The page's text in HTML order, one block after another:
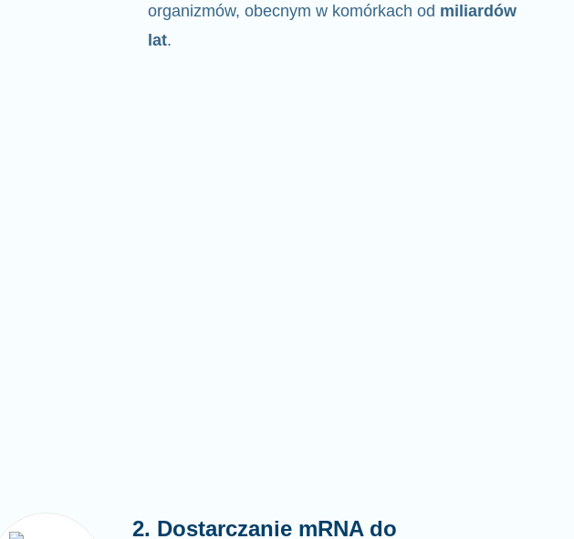
organizmów, obecnym w komórkach od miliardów
lat.
2. Dostarczanie mRNA do